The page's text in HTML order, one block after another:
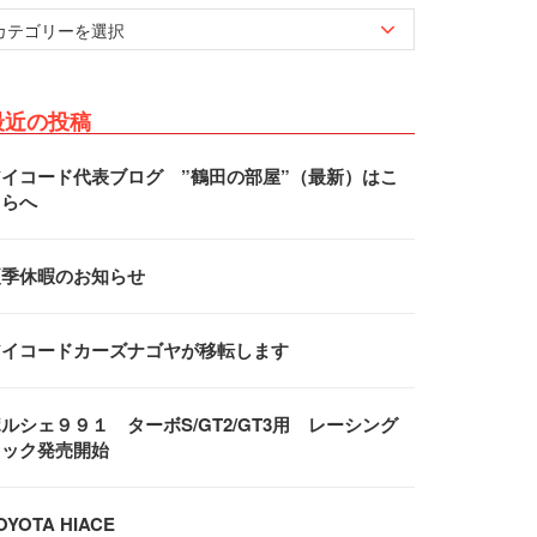
の投稿
コード代表ブログ ”鶴田の部屋”（最新）はこ
へ
休暇のお知らせ
コードカーズナゴヤが移転します
シェ９９１ ターボS/GT2/GT3用 レーシング
ク発売開始
HIACE